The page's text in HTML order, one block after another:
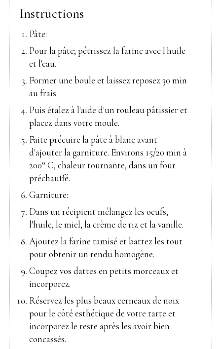
Instructions
Pâte:
Pour la pâte; pétrissez la farine avec l'huile
et l'eau.
Former une boule et laissez reposez 30 min
au frais
Puis étalez à l'aide d'un rouleau pâtissier et
placez dans votre moule.
Faite précuire la pâte à blanc avant
d'ajouter la garniture. Environs 15/20 min à
200° C, chaleur tournante, dans un four
préchauffé.
Garniture:
Dans un récipient mélangez les oeufs,
l'huile, le miel, la crème de riz et la vanille.
Ajoutez la farine tamisé et battez les tout
pour obtenir un rendu homogène.
Coupez vos dattes en petits morceaux et
incorporez.
Réservez les plus beaux cerneaux de noix
pour le côté esthétique de votre tarte et
incorporez le reste après les avoir bien
concassés.